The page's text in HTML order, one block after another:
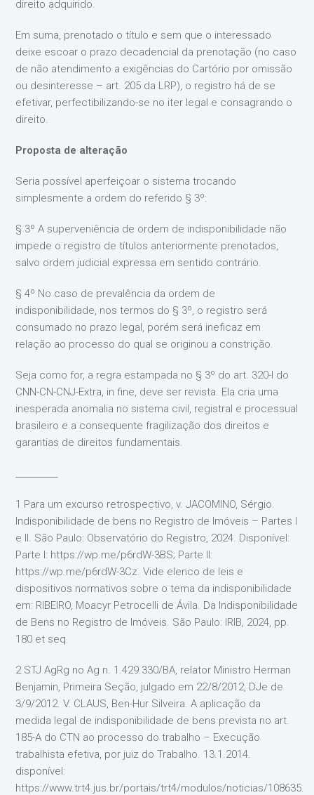
direito adquirido.
Em suma, prenotado o título e sem que o interessado
deixe escoar o prazo decadencial da prenotação (no caso
de não atendimento a exigências do Cartório por omissão
ou desinteresse – art. 205 da LRP), o registro há de se
efetivar, perfectibilizando-se no iter legal e consagrando o
direito.
Proposta de alteração
Seria possível aperfeiçoar o sistema trocando
simplesmente a ordem do referido § 3º:
§ 3º A superveniência de ordem de indisponibilidade não
impede o registro de títulos anteriormente prenotados,
salvo ordem judicial expressa em sentido contrário.
§ 4º No caso de prevalência da ordem de
indisponibilidade, nos termos do § 3º, o registro será
consumado no prazo legal, porém será ineficaz em
relação ao processo do qual se originou a constrição.
Seja como for, a regra estampada no § 3º do art. 320-I do
CNN-CN-CNJ-Extra, in fine, deve ser revista. Ela cria uma
inesperada anomalia no sistema civil, registral e processual
brasileiro e a consequente fragilização dos direitos e
garantias de direitos fundamentais.
1 Para um excurso retrospectivo, v. JACOMINO, Sérgio.
Indisponibilidade de bens no Registro de Imóveis – Partes I
e II. São Paulo: Observatório do Registro, 2024. Disponível:
Parte I: https://wp.me/p6rdW-3BS; Parte II:
https://wp.me/p6rdW-3Cz. Vide elenco de leis e
dispositivos normativos sobre o tema da indisponibilidade
em: RIBEIRO, Moacyr Petrocelli de Ávila. Da Indisponibilidade
de Bens no Registro de Imóveis. São Paulo: IRIB, 2024, pp.
180 et seq.
2 STJ AgRg no Ag n. 1.429.330/BA, relator Ministro Herman
Benjamin, Primeira Seção, julgado em 22/8/2012, DJe de
3/9/2012. V. CLAUS, Ben-Hur Silveira. A aplicação da
medida legal de indisponibilidade de bens prevista no art.
185-A do CTN ao processo do trabalho – Execução
trabalhista efetiva, por juiz do Trabalho. 13.1.2014.
disponível:
https://www.trt4.jus.br/portais/trt4/modulos/noticias/108635.